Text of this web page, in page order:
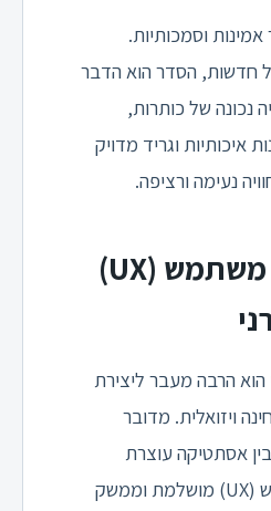
וסמכותיות.
חדשות, הסדר הוא הדבר
נכונה של כותרות,
איכותיות וגריד מדויק
נעימה ורציפה.
עיצוב חווית משתמש (UX)
הוא הרבה מעבר ליצירת
ויזואלית. מדובר
אסתטיקה עוצרת
נשימה, חווית משתמש (UX) מושלמת וממשק